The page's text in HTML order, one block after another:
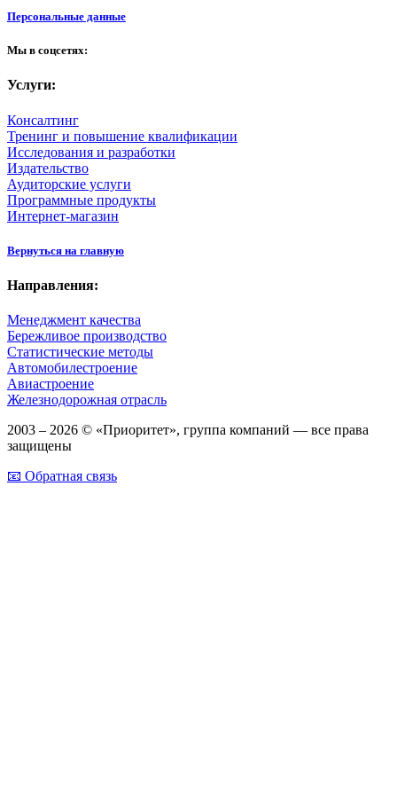
Персональные данные
Мы в соцсетях:
Услуги:
Консалтинг
Тренинг и повышение квалификации
Исследования и разработки
Издательство
Аудиторские услуги
Программные продукты
Интернет-магазин
Вернуться на главную
Направления:
Менеджмент качества
Бережливое производство
Статистические методы
Автомобилестроение
Авиастроение
Железнодорожная отрасль
2003 – 2026 © «Приоритет», группа компаний — все права
защищены
📧 Обратная связь